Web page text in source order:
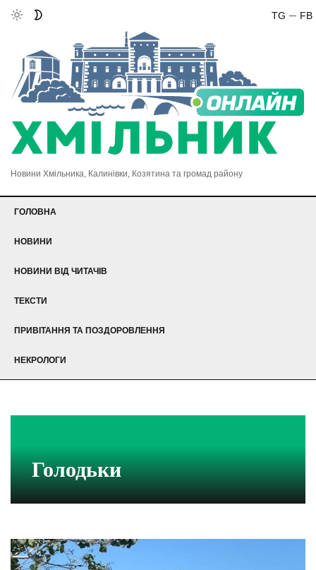
FB
TG
Новини Хмільника, Калинівки, Козятина та громад району
ГОЛОВНА
НОВИНИ
НОВИНИ ВІД ЧИТАЧІВ
ТЕКСТИ
ПРИВІТАННЯ ТА ПОЗДОРОВЛЕННЯ
НЕКРОЛОГИ
Голодьки